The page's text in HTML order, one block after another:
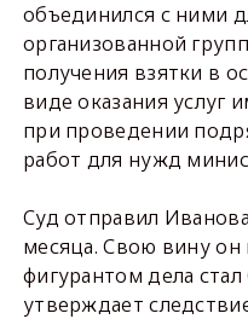
объединился с ними
организованной
получения взятки в
виде оказания услуг
при проведении
работ для нужд
Суд отправил
месяца. Свою вину
фигурантом дела
утверждает